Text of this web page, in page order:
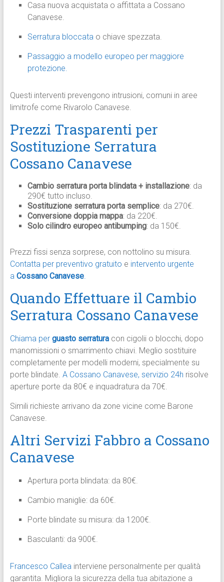
Casa nuova acquistata o affittata a Cossano
Canavese.
Serratura bloccatao chiave spezzata.
Passaggio a modello europeo per maggiore
protezione.
Questi interventi prevengono intrusioni, comuni in aree
limitrofe come Rivarolo Canavese.​
Prezzi Trasparenti per
Sostituzione Serratura
Cossano Canavese
Cambio serratura porta blindata + installazione: da
290€ tutto incluso.
Sostituzione serratura porta semplice: da 270€.
Conversione doppia mappa: da 220€.
Solo cilindro europeo antibumping: da 150€.​
Prezzi fissi senza sorprese, con nottolino su misura.
Contatta per preventivo gratuito e intervento urgente
a Cossano Canavese.
Quando Effettuare il Cambio
Serratura Cossano Canavese
Chiama per guasto serraturacon cigolii o blocchi, dopo
manomissioni o smarrimento chiavi. Meglio sostituire
completamente per modelli moderni, specialmente su
porte blindate. A Cossano Canavese, servizio 24h risolve
aperture porte da 80€ e inquadratura da 70€.​
Simili richieste arrivano da zone vicine come Barone
Canavese.​
Altri Servizi Fabbro a Cossano
Canavese
Apertura porta blindata: da 80€.
Cambio maniglie: da 60€.
Porte blindate su misura: da 1200€.
Basculanti: da 900€.​
Francesco Calleainterviene personalmente per qualità
garantita. Migliora la sicurezza della tua abitazione a